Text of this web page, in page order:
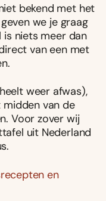
bekend met het
we je graag
niets meer dan
van een met
weer afwas),
van de
Voor zover wij
uit Nederland
en